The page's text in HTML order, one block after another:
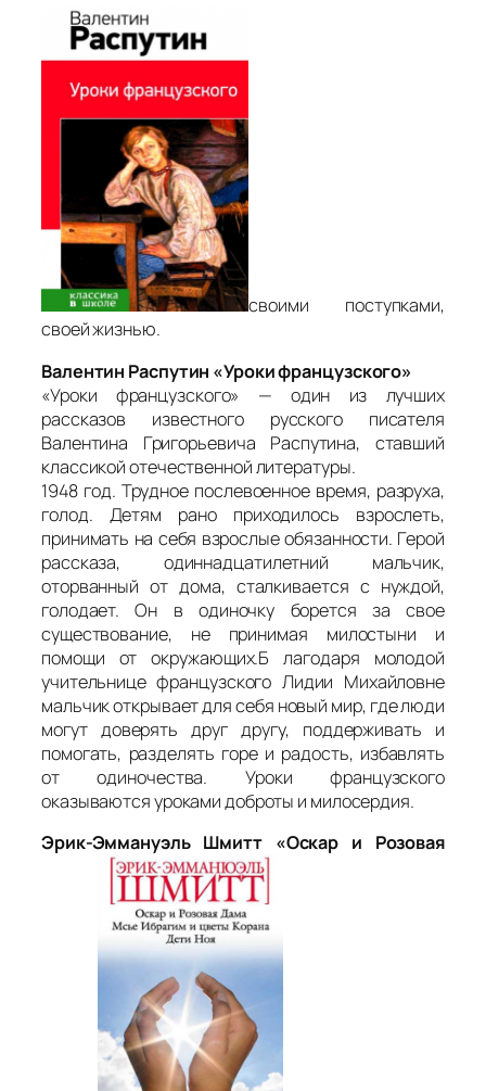
своими поступками,
своей жизнью.
Валентин Распутин «Уроки французского»
«Уроки французского» — один из лучших
рассказов известного русского писателя
Валентина Григорьевича Распутина, ставший
классикой отечественной литературы.
1948 год. Трудное послевоенное время, разруха,
голод. Детям рано приходилось взрослеть,
принимать на себя взрослые обязанности. Герой
рассказа, одиннадцатилетний мальчик,
оторванный от дома, сталкивается с нуждой,
голодает. Он в одиночку борется за свое
существование, не принимая милостыни и
помощи от окружающих.Б лагодаря молодой
учительнице французского Лидии Михайловне
мальчик открывает для себя новый мир, где люди
могут доверять друг другу, поддерживать и
помогать, разделять горе и радость, избавлять
от одиночества. Уроки французского
оказываются уроками доброты и милосердия.
Эрик-Эммануэль Шмитт «Оскар и Розовая